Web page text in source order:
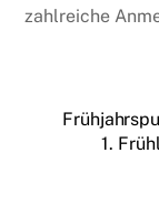
zahlreiche
1.